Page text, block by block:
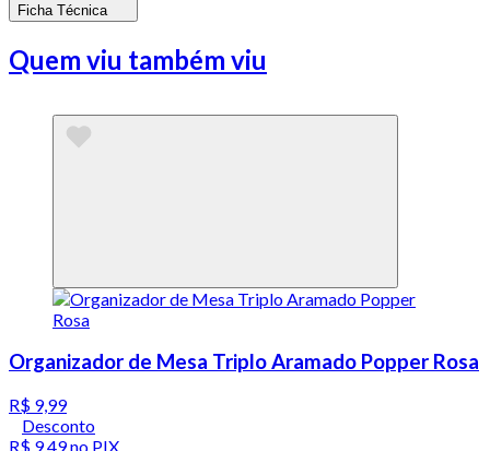
Ficha Técnica
Quem viu também viu
Organizador de Mesa Triplo Aramado Popper Rosa
R$ 9,99
Desconto
R$ 9,49no PIX